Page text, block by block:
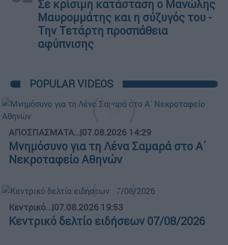
Σε κρίσιμη κατάσταση ο Μανώλης
Μαυρομμάτης και η σύζυγός του -
Την Τετάρτη προσπάθεια
αφύπνισης
POPULAR VIDEOS
ΑΠΟΣΠΑΣΜΑΤΑ...|07.08.2026 14:29
Μνημόσυνο για τη Λένα Σαμαρά στο Α΄
Νεκροταφείο Αθηνών
Κεντρικό...|07.08.2026 19:53
Κεντρικό δελτίο ειδήσεων 07/08/2026